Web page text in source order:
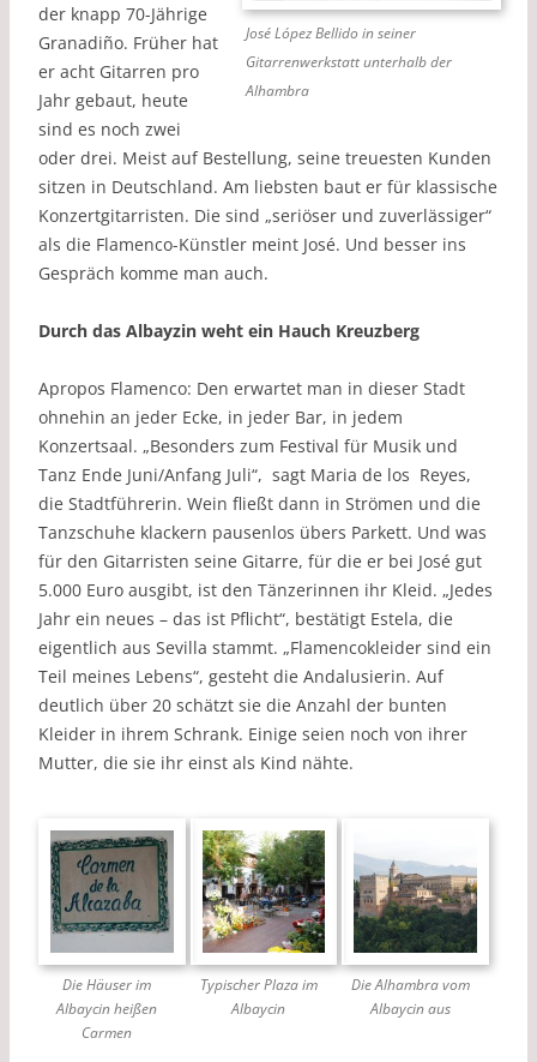
José López Bellido in seiner
Gitarrenwerkstatt unterhalb der
Alhambra
der knapp 70-Jährige
Granadiño. Früher hat
er acht Gitarren pro
Jahr gebaut, heute
sind es noch zwei
oder drei. Meist auf Bestellung, seine treuesten Kunden
sitzen in Deutschland. Am liebsten baut er für klassische
Konzertgitarristen. Die sind „seriöser und zuverlässiger“
als die Flamenco-Künstler meint José. Und besser ins
Gespräch komme man auch.
Durch das Albayzin weht ein Hauch Kreuzberg
Apropos Flamenco: Den erwartet man in dieser Stadt
ohnehin an jeder Ecke, in jeder Bar, in jedem
Konzertsaal. „Besonders zum Festival für Musik und
Tanz Ende Juni/Anfang Juli“, sagt Maria de los Reyes,
die Stadtführerin. Wein fließt dann in Strömen und die
Tanzschuhe klackern pausenlos übers Parkett. Und was
für den Gitarristen seine Gitarre, für die er bei José gut
5.000 Euro ausgibt, ist den Tänzerinnen ihr Kleid. „Jedes
Jahr ein neues – das ist Pflicht“, bestätigt Estela, die
eigentlich aus Sevilla stammt. „Flamencokleider sind ein
Teil meines Lebens“, gesteht die Andalusierin. Auf
deutlich über 20 schätzt sie die Anzahl der bunten
Kleider in ihrem Schrank. Einige seien noch von ihrer
Mutter, die sie ihr einst als Kind nähte.
Die Häuser im
Albaycin heißen
Carmen
Typischer Plaza im
Albaycin
Die Alhambra vom
Albaycin aus